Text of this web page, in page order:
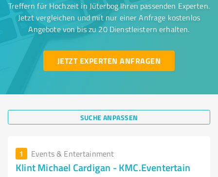
Treffern für Hochzeit in Jüterbog Ihren passenden Experten.
Jetzt vergleichen und mit nur einer Anfrage kostenlos
Angebote von bis zu 20 Dienstleistern erhalten.
JETZT EXPERTEN ANFRAGEN
SUCHE ANPASSEN
1 Events & Entertainment
Klint Michael Cardigan - KMC.Eventertain